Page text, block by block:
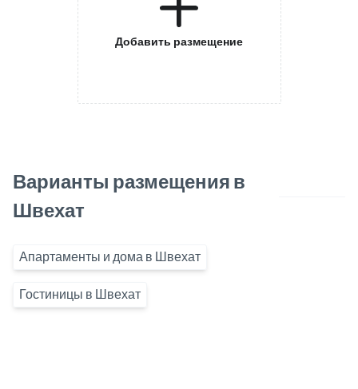
Добавить размещение
Варианты размещения в
Швехат
Апартаменты и дома в Швехат
Гостиницы в Швехат